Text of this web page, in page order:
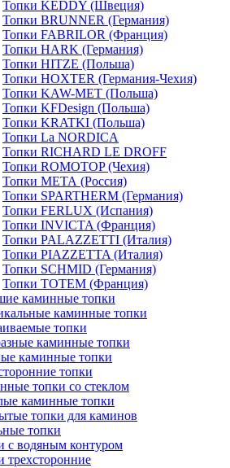
Топки KEDDY (Швеция)
Топки BRUNNER (Германия)
Топки FABRILOR (Франция)
Топки HARK (Германия)
Топки HITZE (Польша)
Топки HOXTER (Германия-Чехия)
Топки KAW-MET (Польша)
Топки KFDesign (Польша)
Топки KRATKI (Польша)
Топки La NORDICA
Топки RICHARD LE DROFF
Топки ROMOTOP (Чехия)
Топки МЕТА (Россия)
Топки SPARTHERM (Германия)
Топки FERLUX (Испания)
Топки INVICTA (Франция)
Топки PALAZZETTI (Италия)
Топки PIAZZETTA (Италия)
Топки SCHMID (Германия)
Топки TOTEM (Франция)
каминные топки
каминные топки
топки
каминные топки
каминные топки
топки
топки со стеклом
каминные топки
топки для каминов
топки
с водяным контуром
трехсторонние